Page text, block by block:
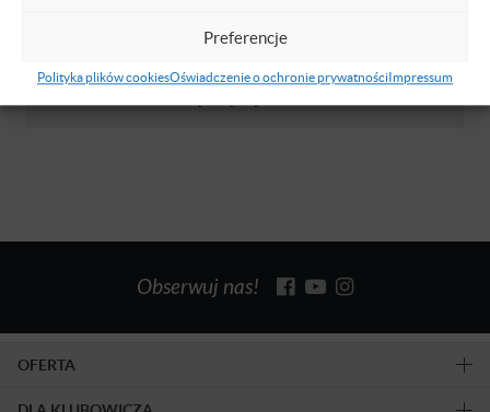
Preferencje
Polityka plików cookiesOświadczenie o ochronie prywatnościImpressum
mam okazję rekrutować i szkolić lektorów
Obserwuj nas!
OFERTA